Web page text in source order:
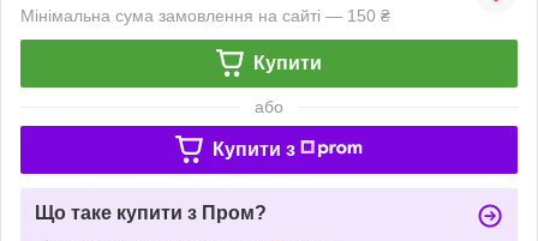
Мінімальна сума замовлення на сайті — 150 ₴
Купити
або
Купити з
Що таке купити з Пром?